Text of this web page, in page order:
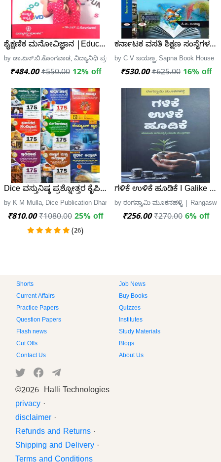
ಶೈಕ್ಷಣಿಕ ಮನೋವಿಜ್ಞಾನ |Educational Psychology -
by ಡಾ.ಏನ್.ಬಿ.ಕೊಂಗವಾಡ, ವಿದ್ಯಾನಿಧಿ ಪ್ರಕಾಶನ
₹484.00 ₹550.00 12% off
ಕರ್ನಾಟಕ ವಸತಿ ಶಿಕ್ಷಣ ಸಂಸ್ಥೆಗಳ
by C V ಜಯಣ್ಣ, Sapna Book House
₹530.00 ₹625.00 16% off
Dice ವಸ್ತುನಿಷ್ಠ ಪ್ರಶ್ನೋತ್ತರ ಕೈಪಿಡಿಗಳು + Atlas- K M Mulla
by K M Mulla, Dice Publication Dharwad
₹810.00 ₹1080.00 25% off
(26)
ಗಳಿಕೆ ಉಳಿಕೆ ಹೂಡಿಕೆ I Galike
by ರಂಗಸ್ವಾಮಿ ಮೂಕನಹಳ್ಳಿ |
₹256.00 ₹270.00 6% off
Shorts
Job News
Current Affairs
Buy Books
Practice Papers
Quizzes
Question Papers
Institutes
Flash news
Study Materials
Cut Offs
Blogs
Contact Us
About Us
©2026 Halli Technologies
privacy ·
disclaimer ·
Refunds and Returns ·
Shipping and Delivery ·